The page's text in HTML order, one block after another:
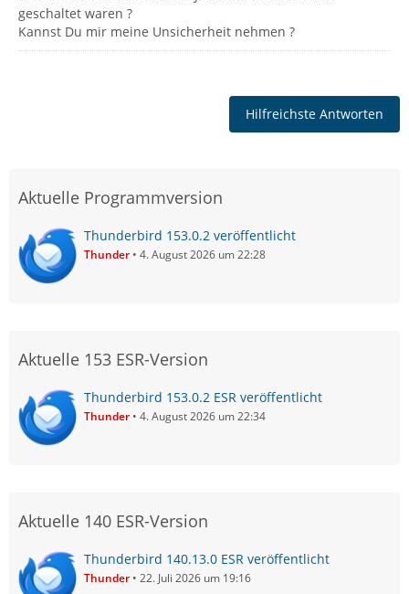
geschaltet waren ?
Kannst Du mir meine Unsicherheit nehmen ?
Hilfreichste Antworten
Aktuelle Programmversion
Thunderbird 153.0.2 veröffentlicht
Thunder 4. August 2026 um 22:28
Aktuelle 153 ESR-Version
Thunderbird 153.0.2 ESR veröffentlicht
Thunder 4. August 2026 um 22:34
Aktuelle 140 ESR-Version
Thunderbird 140.13.0 ESR veröffentlicht
Thunder 22. Juli 2026 um 19:16